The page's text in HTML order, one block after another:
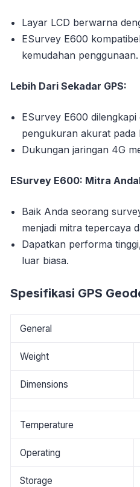
Layar LCD berwarna
ESurvey E600
kemudahan penggunaan.
Lebih Dari Sekadar GPS:
ESurvey E600
pengukuran akurat pada
Dukungan jaringan 4G
ESurvey E600: Mitra
Baik Anda seorang
menjadi mitra tepercaya
Dapatkan performa
luar biasa.
Spesifikasi GPS
General
Weight
Dimensions
Temperature
Operating
Storage